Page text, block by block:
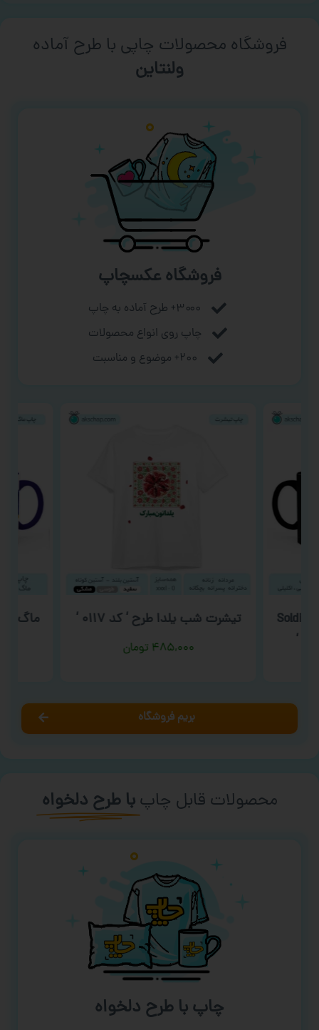
فروشگاه محصولات چاپی با طرح آماده
ورزشی
فروشگاه عکسچاپ
۳۰۰۰+ طرح آماده به چاپ
چاپ روی انواع محصولات
۲۰۰+ موضوع و مناسبت
ماگ کال آو دیوتی طرح ‘ Soldiers
تیشرت شب یلدا طرح ‘ کد ۰۱۱۷ ‘
۴۸۵,۰۰۰ تومان
ماگ روز
بریم فروشگاه
محصولات قابل چاپ با طرح دلخواه
چاپ با طرح دلخواه